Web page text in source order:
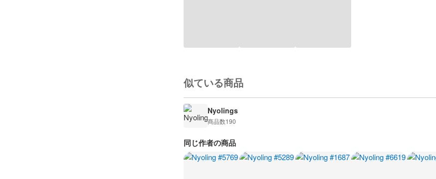
似ている商品
Nyolings
商品数190
同じ作者の商品